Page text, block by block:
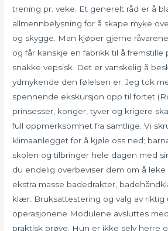
trening pr. veke. Et generelt råd er å
allmennbelysning for å skape myke
og skygge. Man kjøper gjerne
og får kanskje en fabrikk til å fremstille
snakke vepsisk. Det er vanskelig å
ydmykende den følelsen er. Jeg tok
spennende ekskursjon opp til fortet
prinsesser, konger, tyver og krigere
full oppmerksomhet fra samtlige. Vi
klimaanlegget for å kjøle oss ned;
skolen og tilbringer hele dagen med
du endelig overbeviser dem om å leke
ekstra masse badedrakter,
klær. Bruksattestering og valg av riktig
operasjonene Modulene avsluttes
praktisk prøve. Hun er ikke selv herre